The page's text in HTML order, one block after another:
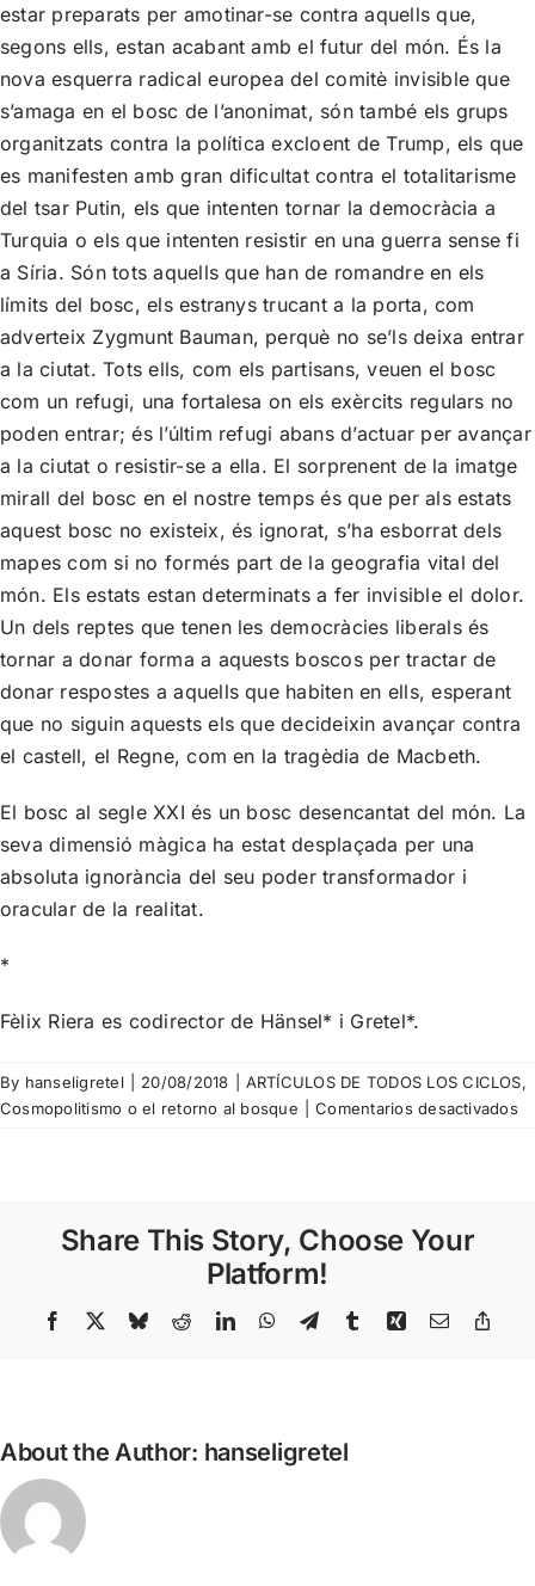
estar preparats per amotinar-se contra aquells que,
segons ells, estan acabant amb el futur del món. És la
nova esquerra radical europea del comitè invisible que
s’amaga en el bosc de l’anonimat, són també els grups
organitzats contra la política excloent de Trump, els que
es manifesten amb gran dificultat contra el totalitarisme
del tsar Putin, els que intenten tornar la democràcia a
Turquia o els que intenten resistir en una guerra sense fi
a Síria. Són tots aquells que han de romandre en els
límits del bosc, els estranys trucant a la porta, com
adverteix Zygmunt Bauman, perquè no se’ls deixa entrar
a la ciutat. Tots ells, com els partisans, veuen el bosc
com un refugi, una fortalesa on els exèrcits regulars no
poden entrar; és l’últim refugi abans d’actuar per avançar
a la ciutat o resistir-se a ella. El sorprenent de la imatge
mirall del bosc en el nostre temps és que per als estats
aquest bosc no existeix, és ignorat, s’ha esborrat dels
mapes com si no formés part de la geografia vital del
món. Els estats estan determinats a fer invisible el dolor.
Un dels reptes que tenen les democràcies liberals és
tornar a donar forma a aquests boscos per tractar de
donar respostes a aquells que habiten en ells, esperant
que no siguin aquests els que decideixin avançar contra
el castell, el Regne, com en la tragèdia de Macbeth.
El bosc al segle XXI és un bosc desencantat del món. La
seva dimensió màgica ha estat desplaçada per una
absoluta ignorància del seu poder transformador i
oracular de la realitat.
*
Fèlix Riera es codirector de Hänsel* i Gretel*.
By hanseligretel 20/08/2018 ARTÍCULOS DE TODOS LOS CICLOS,
Cosmopolitismo o el retorno al bosque
Comentarios desactivados
Share This Story, Choose Your
Platform!
Facebook BlueskyRedditLinkedInWhatsApp
TelegramTumblrXing Email
About the Author: hanseligretel